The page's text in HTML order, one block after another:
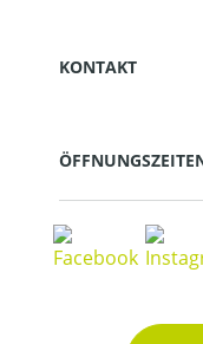
KONTAKT